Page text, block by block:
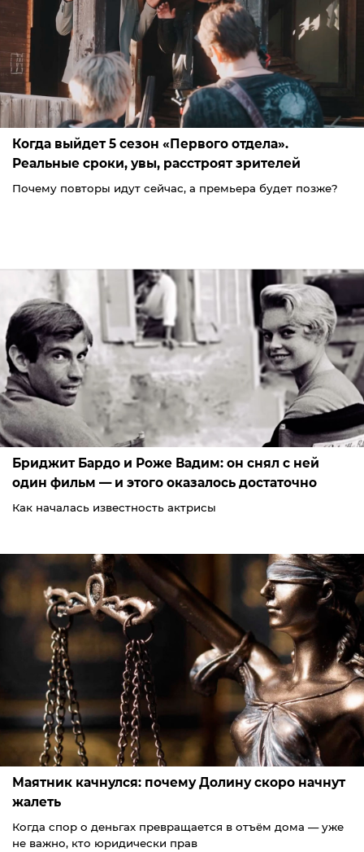
Когда выйдет 5 сезон «Первого отдела».
Реальные сроки, увы, расстроят зрителей
Почему повторы идут сейчас, а премьера будет позже?
Бриджит Бардо и Роже Вадим: он снял с ней
один фильм — и этого оказалось достаточно
Как началась известность актрисы
Маятник качнулся: почему Долину скоро начнут
жалеть
Когда спор о деньгах превращается в отъём дома — уже
не важно, кто юридически прав